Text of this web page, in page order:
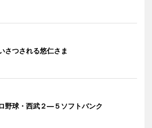
さつされる悠仁さま
野球・西武２―５ソフトバンク